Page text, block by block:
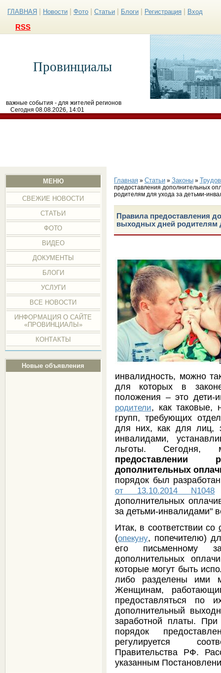
ГЛАВНАЯ Новости Фото Статьи Блоги Регистрация Вход
RSS
Провинциалы
важные события - для жителей регионов
Сегодня 08.08.2026, 14:01
МЕНЮ
СВЕЖИЕ НОВОСТИ
СТАТЬИ
ФОТО
ВИДЕО
ДОКУМЕНТЫ
БЛОГИ
УСЛУГИ
ВСЕ НОВОСТИ
ИНФОРМАЦИЯ О САЙТЕ
«ПРОВИНЦИАЛЫ»
КОНТАКТЫ
Новые объявления
Главная» Статьи» Законы»
предоставления дополнительных
родителям для ухода за детьми-
Правила предоставления
выходных дней родителям
инвалидность, можно
для которых в
положения – это дети-
родители, как таковые,
групп, требующих
для них, как для лиц,
инвалидами,
льготы.
предоставлении
дополнительных
порядок был
от 13.10.2014 N1048
дополнительных
за детьми-инвалидами"
Итак, в соответствии со
(опекуну, попечителю)
его письменному
дополнительных
которые могут быть
либо разделены ими
Женщинам,
предоставляться по
дополнительный
заработной платы.
порядок
регулируется
Правительства РФ.
указанным